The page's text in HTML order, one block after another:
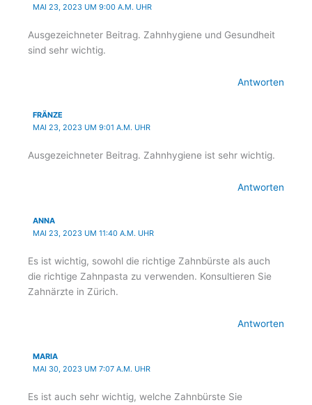
MAI 23, 2023 UM 9:00 A.M. UHR
Ausgezeichneter Beitrag. Zahnhygiene und Gesundheit
sind sehr wichtig.
Antworten
FRÄNZE
MAI 23, 2023 UM 9:01 A.M. UHR
Ausgezeichneter Beitrag. Zahnhygiene ist sehr wichtig.
Antworten
ANNA
MAI 23, 2023 UM 11:40 A.M. UHR
Es ist wichtig, sowohl die richtige Zahnbürste als auch
die richtige Zahnpasta zu verwenden. Konsultieren Sie
Zahnärzte in Zürich.
Antworten
MARIA
MAI 30, 2023 UM 7:07 A.M. UHR
Es ist auch sehr wichtig, welche Zahnbürste Sie